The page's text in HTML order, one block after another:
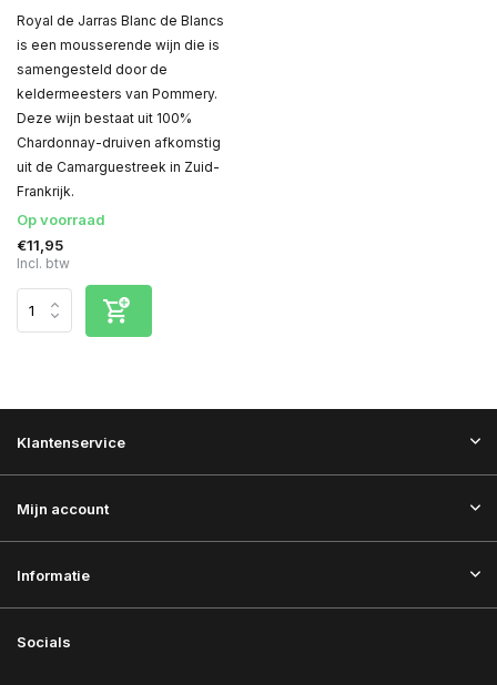
Royal de Jarras Blanc de Blancs
is een mousserende wijn die is
samengesteld door de
keldermeesters van Pommery.
Deze wijn bestaat uit 100%
Chardonnay-druiven afkomstig
uit de Camarguestreek in Zuid-
Frankrijk. ​
Op voorraad
€11,95
Incl. btw
Klantenservice
Mijn account
Informatie
Socials